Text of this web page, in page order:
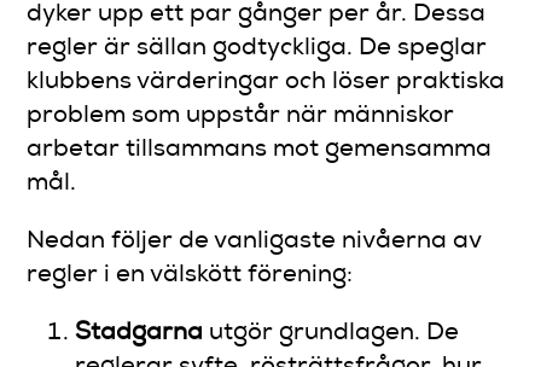
dyker upp ett par gånger per år. Dessa
regler är sällan godtyckliga. De speglar
klubbens värderingar och löser praktiska
problem som uppstår när människor
arbetar tillsammans mot gemensamma
mål.
Nedan följer de vanligaste nivåerna av
regler i en välskött förening:
Stadgarna utgör grundlagen. De